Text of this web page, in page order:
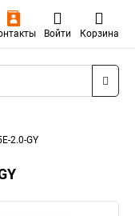
Войти Корзина
2.0-GY